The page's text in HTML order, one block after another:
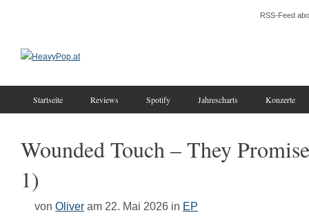
RSS-Feed
Startseite Reviews Spotify Jahrescharts Konzerte
Wounded Touch – They
1)
von Oliver am 22. Mai 2026 in EP